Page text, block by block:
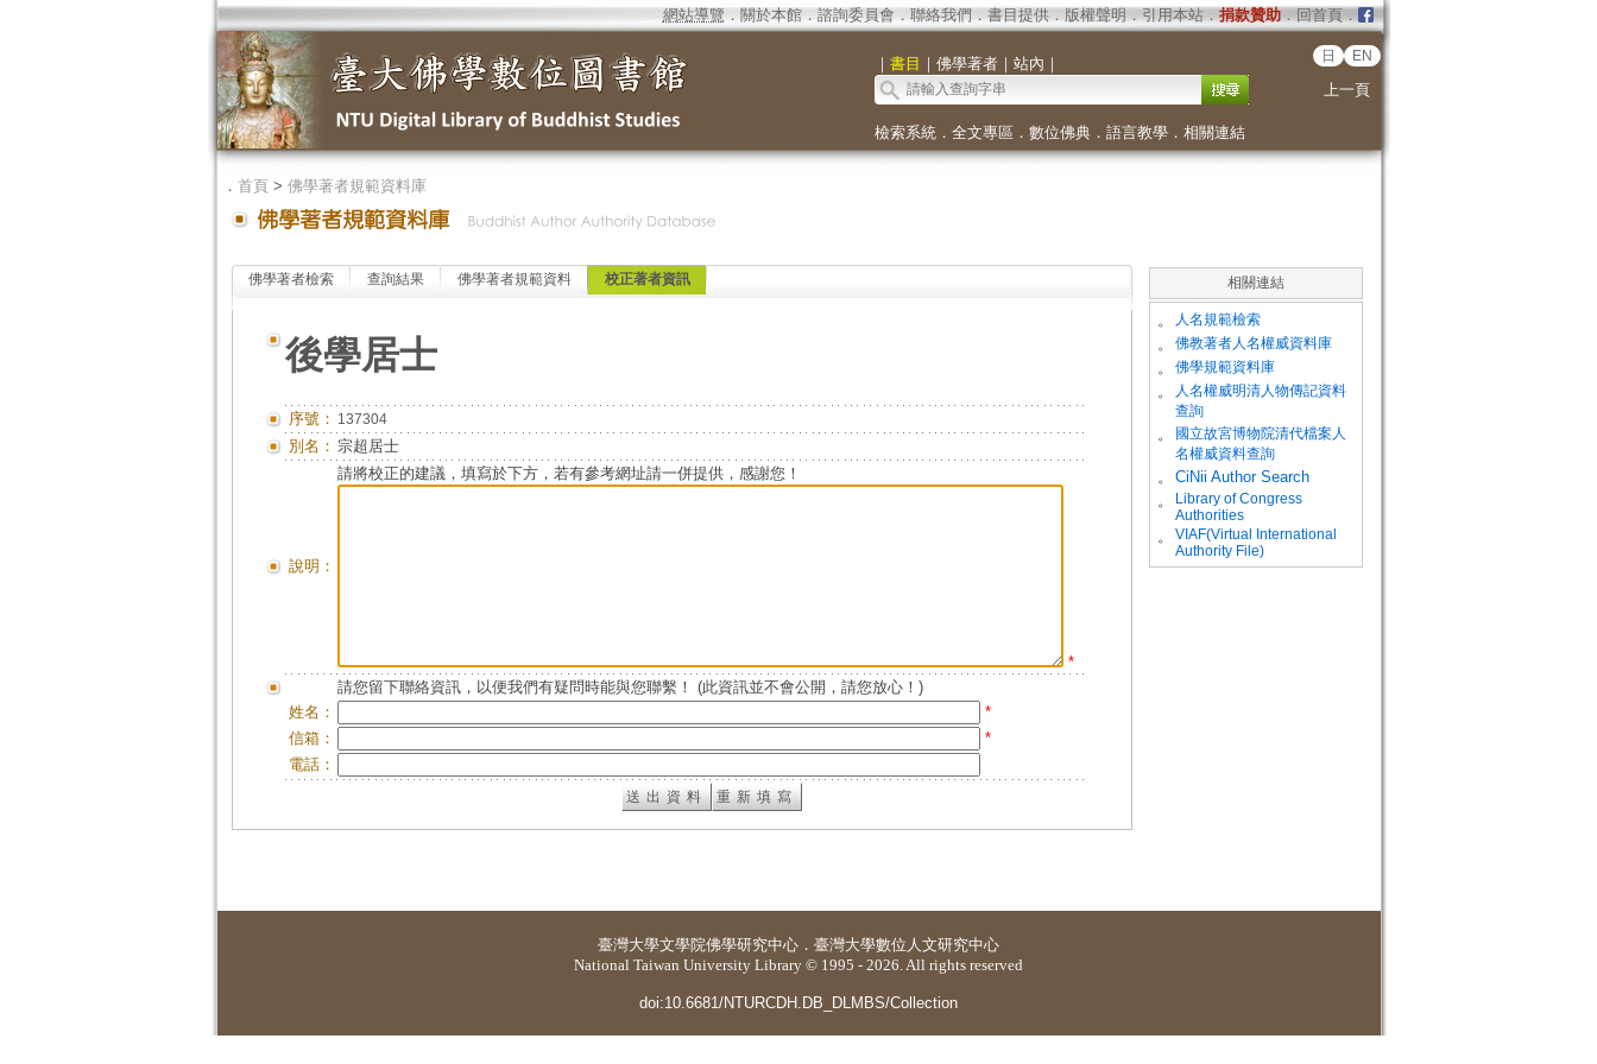
網站導覽 ． 關於本館． 諮詢委員會． 聯絡我們 ． 書目提供． 版權聲明 ． 引用本站． 捐款贊助．回首頁．
｜ 書目 ｜ 佛學著者｜ 站內 ｜ 日 EN
上一頁
檢索系統． 全文專區 ． 數位佛典． 語言教學． 相關連結
． 首頁> 佛學著者規範資料庫
佛學著者檢索 查詢結果 佛學著者規範資料 校正著者資訊
後學居士
序號： 137304
別名： 宗超居士
說明：
請將校正的建議，填寫於下方，若有參考網址請一併提供，感謝您！
*
請您留下聯絡資訊，以便我們有疑問時能與您聯繫！ (此資訊並不會公開，請您放心！)
姓名：
*
信箱：
*
電話：
相關連結
。 人名規範檢索
。 佛教著者人名權威資料庫
。 佛學規範資料庫
。
人名權威明清人物傳記資料
查詢
。
國立故宮博物院清代檔案人
名權威資料查詢
。
CiNii Author Search
。
Library of Congress
Authorities
。
VIAF(Virtual International
Authority File)
臺灣大學文學院佛學研究中心 ． 臺灣大學數位人文研究中心
National Taiwan University Library © 1995 - 2026. All rights reserved
doi:10.6681/NTURCDH.DB_DLMBS/Collection